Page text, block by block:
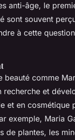
anti-âge, le
sont souvent
à cette
beauté comme
recherche et
et en
exemple, Maria
de plantes, les